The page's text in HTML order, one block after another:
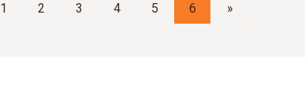
1 2 3 4 5 6 »